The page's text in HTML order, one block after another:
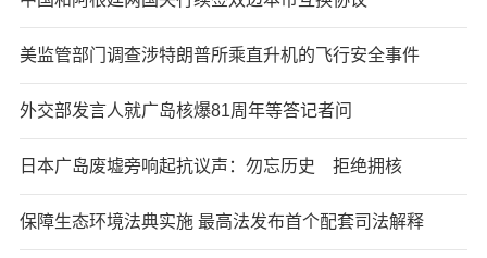
美监管部门调查涉特朗普所乘直升机的飞行安全事件
外交部发言人就广岛核爆81周年等答记者问
日本广岛废墟旁响起抗议声：勿忘历史 拒绝拥核
保障生态环境法典实施 最高法发布首个配套司法解释